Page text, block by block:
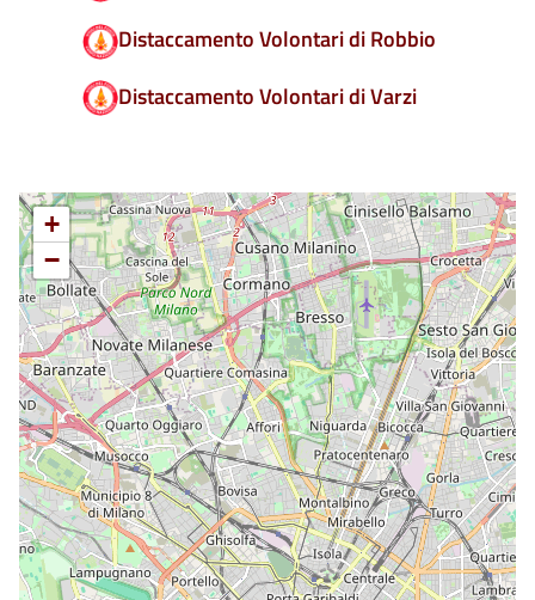
Distaccamento Volontari di Robbio
Distaccamento Volontari di Varzi
+
−